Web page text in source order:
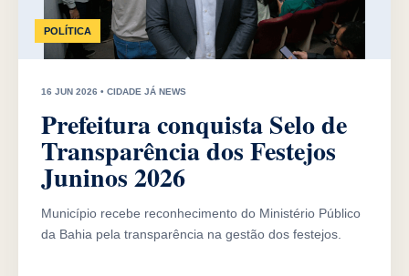
POLÍTICA
16 JUN 2026 • CIDADE JÁ NEWS
Prefeitura conquista Selo de
Transparência dos Festejos
Juninos 2026
Município recebe reconhecimento do Ministério Público
da Bahia pela transparência na gestão dos festejos.